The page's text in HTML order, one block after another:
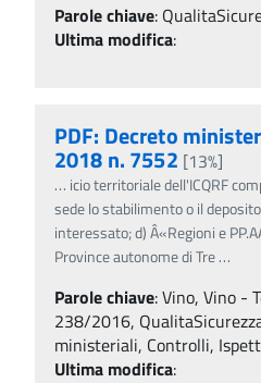
Parole chiave:
Ultima modifica:
PDF: Decreto
2018 n. 7552 [13%]
… icio territoriale dell'ICQRF
sede lo stabilimento o il
interessato; d) Â«Regioni e
Province autonome di Tre…
Parole chiave:Vino, Vino -
238/2016,
ministeriali, Controlli,
Ultima modifica: